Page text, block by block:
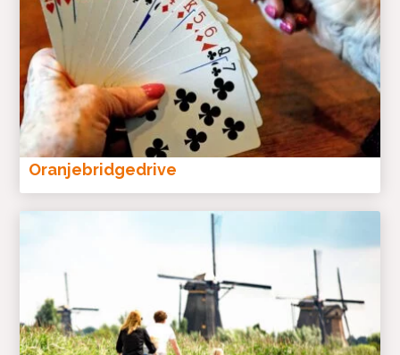
Oranjebridgedrive